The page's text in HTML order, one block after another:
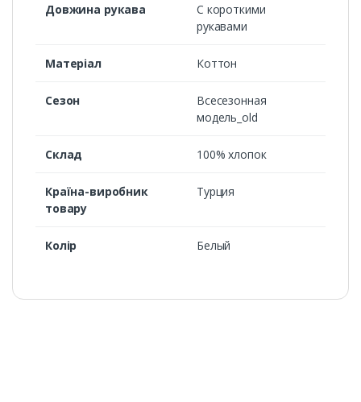
Довжина рукава
С короткими
рукавами
Матеріал Коттон
Сезон
Всесезонная
модель_old
Cклад 100% хлопок
Країна-виробник
товару
Турция
Колір Белый